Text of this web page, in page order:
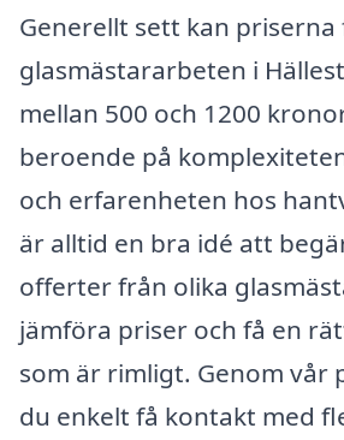
Generellt sett kan priserna
glasmästararbeten i
mellan 500 och 1200
beroende på
och erfarenheten hos
är alltid en bra idé att
offerter från olika
jämföra priser och få en
som är rimligt. Genom vår
du enkelt få kontakt med